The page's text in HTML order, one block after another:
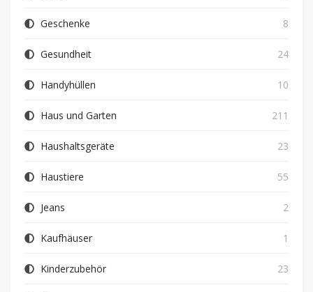
Geschenke 8
Gesundheit 24
Handyhüllen 10
Haus und Garten 211
Haushaltsgeräte 23
Haustiere 55
Jeans 2
Kaufhäuser 1
Kinderzubehör 23